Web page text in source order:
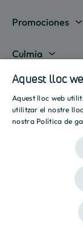
Promociones
Mostrar totes
Madrid
Barcelona
Culmia
Sobre
Destinació
Sala de
Culmia
Líneas de
Habitatge
Habitatge
Habitatge
Gestió de Sòl
Altres línies
Recursos
Calculadora
2026 Culmia •
Què
Aquest lloc
Aquest lloc web
utilitzar el nostre
nostra Política de